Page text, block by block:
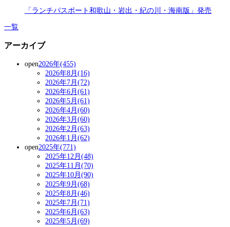
「ランチパスポート和歌山・岩出・紀の川・海南版」発売
一覧
アーカイブ
open2026年(455)
2026年8月(16)
2026年7月(72)
2026年6月(61)
2026年5月(61)
2026年4月(60)
2026年3月(60)
2026年2月(63)
2026年1月(62)
open2025年(771)
2025年12月(48)
2025年11月(70)
2025年10月(90)
2025年9月(68)
2025年8月(46)
2025年7月(71)
2025年6月(63)
2025年5月(69)